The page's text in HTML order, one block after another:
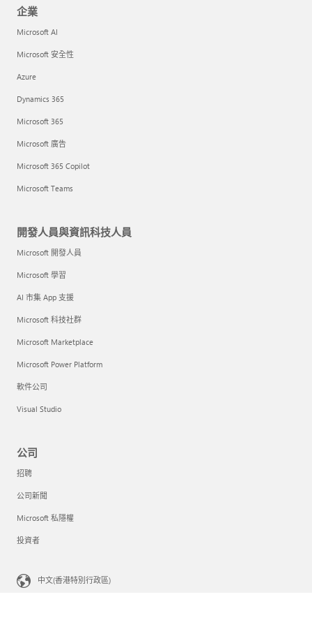
企業
Microsoft AI
Microsoft 安全性
Azure
Dynamics 365
Microsoft 365
Microsoft 廣告
Microsoft 365 Copilot
Microsoft Teams
開發人員與資訊科技人員
Microsoft 開發人員
Microsoft 學習
AI 市集 App 支援
Microsoft 科技社群
Microsoft Marketplace
Microsoft Power Platform
軟件公司
Visual Studio
公司
招聘
公司新聞
Microsoft 私隱權
投資者
中文(香港特別行政區)